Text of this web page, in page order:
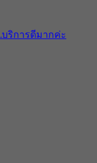
บริการดีมากค่ะ